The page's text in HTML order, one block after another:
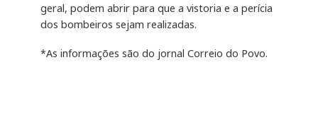
geral, podem abrir para que a vistoria e a perícia
dos bombeiros sejam realizadas.
*As informações são do jornal Correio do Povo.